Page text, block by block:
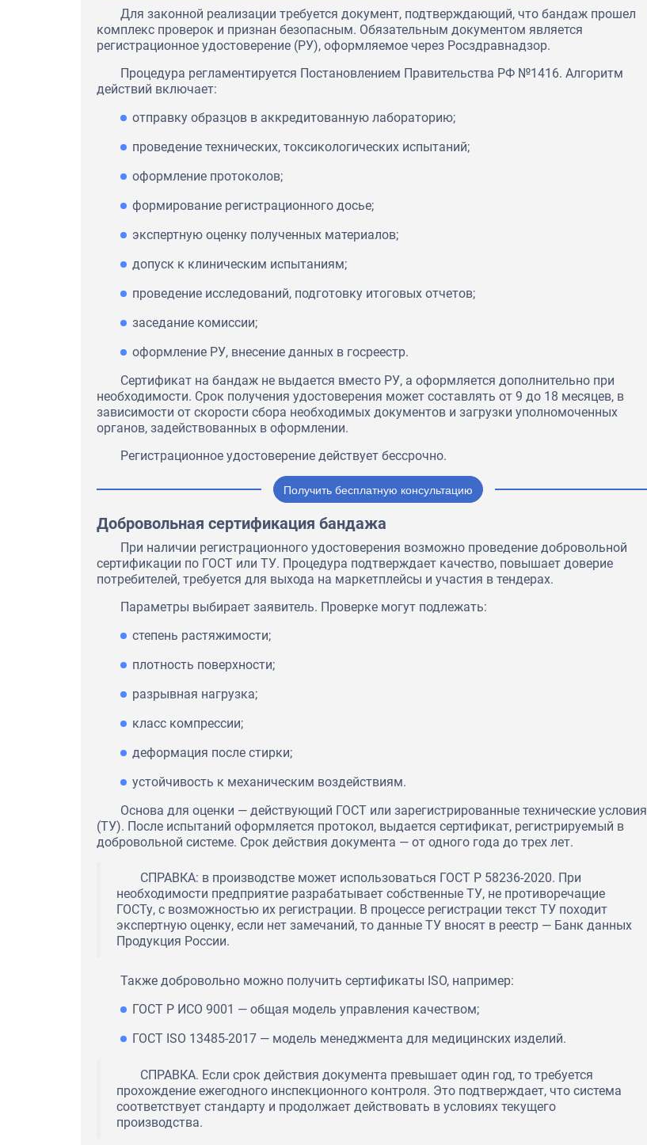
Для законной реализации требуется документ, подтверждающий, что бандаж прошел
комплекс проверок и признан безопасным. Обязательным документом является
регистрационное удостоверение (РУ), оформляемое через Росздравнадзор.
Процедура регламентируется Постановлением Правительства РФ №1416. Алгоритм
действий включает:
отправку образцов в аккредитованную лабораторию;
проведение технических, токсикологических испытаний;
оформление протоколов;
формирование регистрационного досье;
экспертную оценку полученных материалов;
допуск к клиническим испытаниям;
проведение исследований, подготовку итоговых отчетов;
заседание комиссии;
оформление РУ, внесение данных в госреестр.
Сертификат на бандаж не выдается вместо РУ, а оформляется дополнительно при
необходимости. Срок получения удостоверения может составлять от 9 до 18 месяцев, в
зависимости от скорости сбора необходимых документов и загрузки уполномоченных
органов, задействованных в оформлении.
Регистрационное удостоверение действует бессрочно.
Получить бесплатную консультацию
Добровольная сертификация бандажа
При наличии регистрационного удостоверения возможно проведение добровольной
сертификации по ГОСТ или ТУ. Процедура подтверждает качество, повышает доверие
потребителей, требуется для выхода на маркетплейсы и участия в тендерах.
Параметры выбирает заявитель. Проверке могут подлежать:
степень растяжимости;
плотность поверхности;
разрывная нагрузка;
класс компрессии;
деформация после стирки;
устойчивость к механическим воздействиям.
Основа для оценки — действующий ГОСТ или зарегистрированные технические условия
(ТУ). После испытаний оформляется протокол, выдается сертификат, регистрируемый в
добровольной системе. Срок действия документа — от одного года до трех лет.
СПРАВКА: в производстве может использоваться ГОСТ Р 58236-2020. При
необходимости предприятие разрабатывает собственные ТУ, не противоречащие
ГОСТу, с возможностью их регистрации. В процессе регистрации текст ТУ походит
экспертную оценку, если нет замечаний, то данные ТУ вносят в реестр — Банк данных
Продукция России.
Также добровольно можно получить сертификаты ISO, например:
ГОСТ Р ИСО 9001 — общая модель управления качеством;
ГОСТ ISO 13485-2017 — модель менеджмента для медицинских изделий.
СПРАВКА. Если срок действия документа превышает один год, то требуется
прохождение ежегодного инспекционного контроля. Это подтверждает, что система
соответствует стандарту и продолжает действовать в условиях текущего
производства.